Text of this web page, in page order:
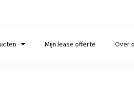
Mijn lease offerte Over